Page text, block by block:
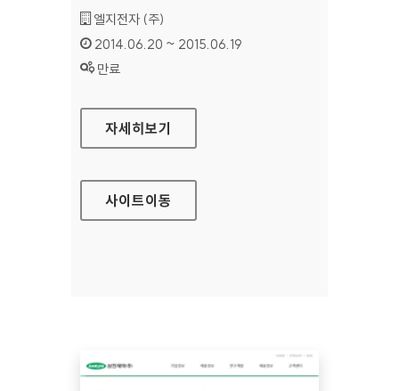
기관명 :
엘지전자 (주)
인증기간 :
2014.06.20 ~ 2015.06.19
상태 :
만료
LG 시스템 에어컨 홈페이지
자세히보기
사이트이동